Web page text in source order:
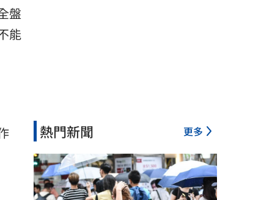
盤
能
熱門新聞 更多